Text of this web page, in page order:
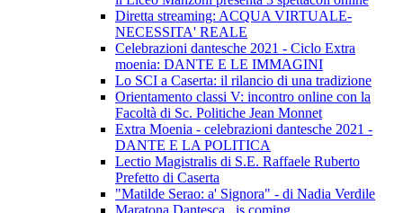
Diretta streaming: ACQUA VIRTUALE-
NECESSITA' REALE
Celebrazioni dantesche 2021 - Ciclo Extra
moenia: DANTE E LE IMMAGINI
Lo SCI a Caserta: il rilancio di una tradizione
Orientamento classi V: incontro online con la
Facoltà di Sc. Politiche Jean Monnet
Extra Moenia - celebrazioni dantesche 2021 -
DANTE E LA POLITICA
Lectio Magistralis di S.E. Raffaele Ruberto
Prefetto di Caserta
"Matilde Serao: a' Signora" - di Nadia Verdile